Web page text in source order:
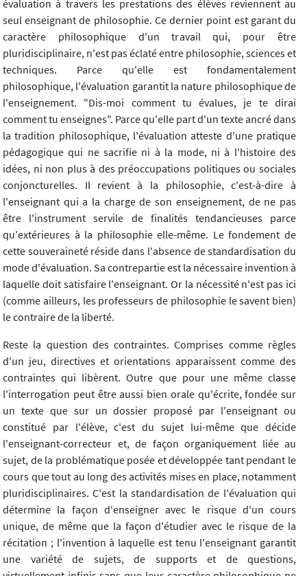
évaluation à travers les prestations des élèves reviennent au
seul enseignant de philosophie. Ce dernier point est garant du
caractère philosophique d'un travail qui, pour être
pluridisciplinaire, n'est pas éclaté entre philosophie, sciences et
techniques. Parce qu'elle est fondamentalement
philosophique, l'évaluation garantit la nature philosophique de
l'enseignement. "Dis-moi comment tu évalues, je te dirai
comment tu enseignes". Parce qu'elle part d'un texte ancré dans
la tradition philosophique, l'évaluation atteste d'une pratique
pédagogique qui ne sacrifie ni à la mode, ni à l'histoire des
idées, ni non plus à des préoccupations politiques ou sociales
conjoncturelles. Il revient à la philosophie, c'est-à-dire à
l'enseignant qui a la charge de son enseignement, de ne pas
être l'instrument servile de finalités tendancieuses parce
qu'extérieures à la philosophie elle-même. Le fondement de
cette souveraineté réside dans l'absence de standardisation du
mode d'évaluation. Sa contrepartie est la nécessaire invention à
laquelle doit satisfaire l'enseignant. Or la nécessité n'est pas ici
(comme ailleurs, les professeurs de philosophie le savent bien)
le contraire de la liberté.
Reste la question des contraintes. Comprises comme règles
d'un jeu, directives et orientations apparaissent comme des
contraintes qui libèrent. Outre que pour une même classe
l'interrogation peut être aussi bien orale qu'écrite, fondée sur
un texte que sur un dossier proposé par l'enseignant ou
constitué par l'élève, c'est du sujet lui-même que décide
l'enseignant-correcteur et, de façon organiquement liée au
sujet, de la problématique posée et développée tant pendant le
cours que tout au long des activités mises en place, notamment
pluridisciplinaires. C'est la standardisation de l'évaluation qui
détermine la façon d'enseigner avec le risque d'un cours
unique, de même que la façon d'étudier avec le risque de la
récitation ; l'invention à laquelle est tenu l'enseignant garantit
une variété de sujets, de supports et de questions,